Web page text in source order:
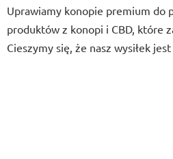
Uprawiamy konopie premium do
produktów z konopi i CBD, które
Cieszymy się, że nasz wysiłek